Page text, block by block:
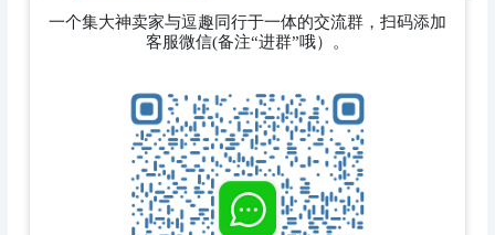
一个集大神卖家与逗趣同行于一体的交流群，扫码添加
客服微信(备注“进群”哦）。